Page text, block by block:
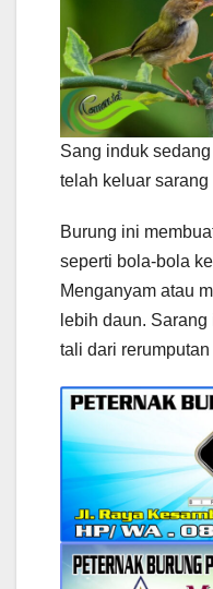
Sang induk
telah keluar sarang
Burung ini
seperti bola-bola
Menganyam atau
lebih daun.
tali dari